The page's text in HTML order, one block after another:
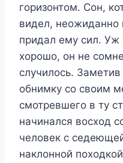
горизонтом. Сон,
видел, неожиданно
придал ему сил. Уж
хорошо, он не
случилось.
обнимку со своим
смотревшего в ту
начинался восход
человек с
наклонной